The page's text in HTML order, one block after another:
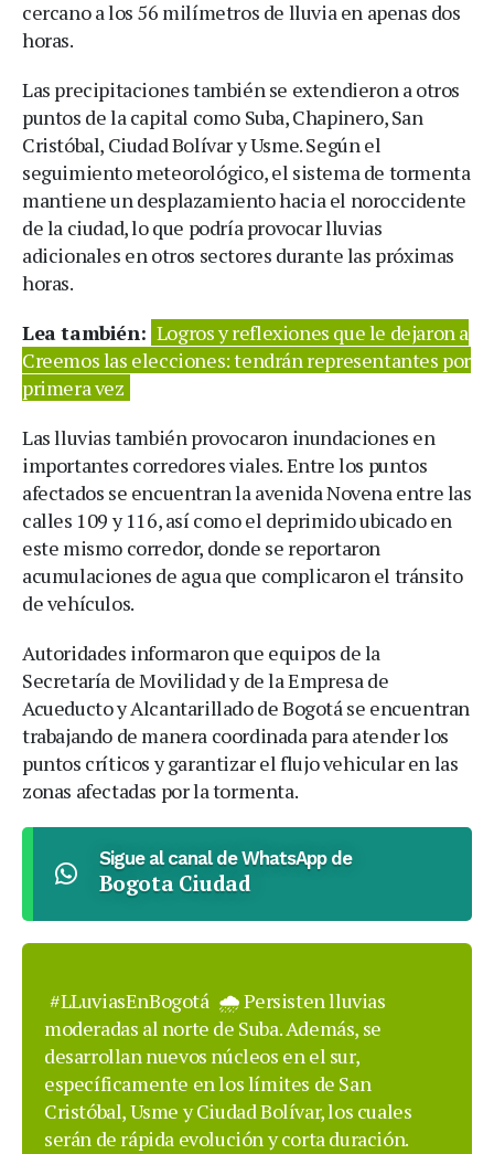
cercano a los 56 milímetros de lluvia en apenas dos
horas.
Las precipitaciones también se extendieron a otros
puntos de la capital como Suba, Chapinero, San
Cristóbal, Ciudad Bolívar y Usme. Según el
seguimiento meteorológico, el sistema de tormenta
mantiene un desplazamiento hacia el noroccidente
de la ciudad, lo que podría provocar lluvias
adicionales en otros sectores durante las próximas
horas.
Lea también: Logros y reflexiones que le dejaron a
Creemos las elecciones: tendrán representantes por
primera vez
Las lluvias también provocaron inundaciones en
importantes corredores viales. Entre los puntos
afectados se encuentran la avenida Novena entre las
calles 109 y 116, así como el deprimido ubicado en
este mismo corredor, donde se reportaron
acumulaciones de agua que complicaron el tránsito
de vehículos.
Autoridades informaron que equipos de la
Secretaría de Movilidad y de la Empresa de
Acueducto y Alcantarillado de Bogotá se encuentran
trabajando de manera coordinada para atender los
puntos críticos y garantizar el flujo vehicular en las
zonas afectadas por la tormenta.
Sigue al canal de WhatsApp de
Bogota Ciudad
#LLuviasEnBogotá 🌧️ Persisten lluvias
moderadas al norte de Suba. Además, se
desarrollan nuevos núcleos en el sur,
específicamente en los límites de San
Cristóbal, Usme y Ciudad Bolívar, los cuales
serán de rápida evolución y corta duración.